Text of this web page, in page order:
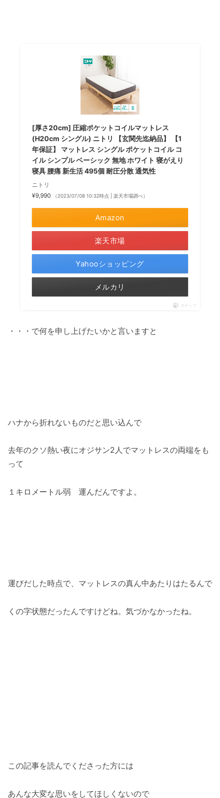
[厚さ20cm] 圧縮ポケットコイルマットレス
(H20cm シングル) ニトリ 【玄関先迄納品】 【1
年保証】 マットレス シングル ポケットコイル コ
イル シンプル ベーシック 無地 ホワイト 寝がえり
寝具 腰痛 新生活 495個 耐圧分散 通気性
ニトリ
¥9,990
（2023/07/08 10:32時点 | 楽天市場調べ）
Amazon
楽天市場
Yahooショッピング
メルカリ
ポチップ
・・・で何を申し上げたいかと言いますと
ハナから折れないものだと思い込んで
去年のクソ熱い夜にオジサン2人でマットレスの両端をも
って
１キロメートル弱 運んだんですよ。
運びだした時点で、マットレスの真ん中あたりはたるんで
くの字状態だったんですけどね。気づかなかったね。
この記事を読んでくださった方には
あんな大変な思いをしてほしくないので